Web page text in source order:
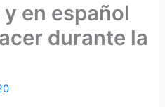
en español
durante la